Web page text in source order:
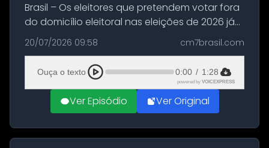
Brasil – Os eleitores que pretendem votar fora
do domicílio eleitoral nas eleições de 2026 já
podem solicitar o voto em trânsito a partir
desta segunda-feira (20). O pedido pode ser
feito até 20 de ag...
20/07/2026 09:58 cm7brasil.com
Ouça o texto 0:00 / 1:28
powered by VOICEXPRESS
Ver Episódio Ver Original